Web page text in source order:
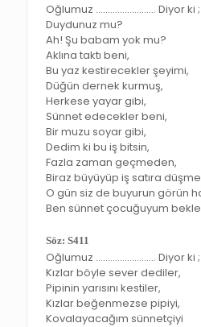
Oğlumuz ……………………. Diyor ki ;
Duydunuz mu?
Ah! Şu babam yok mu?
Aklına taktı beni,
Bu yaz kestirecekler şeyimi,
Düğün dernek kurmuş,
Herkese yayar gibi,
Sünnet edecekler beni,
Bir muzu soyar gibi,
Dedim ki bu iş bitsin,
Fazla zaman geçmeden,
Biraz büyüyüp iş satıra
O gün siz de buyurun görün
Ben sünnet çocuğuyum
Söz: S411
Oğlumuz ……………………. Diyor ki ;
Kızlar böyle sever dediler,
Pipinin yarısını kestiler,
Kızlar beğenmezse pipiyi,
Kovalayacağım sünnetçiyi